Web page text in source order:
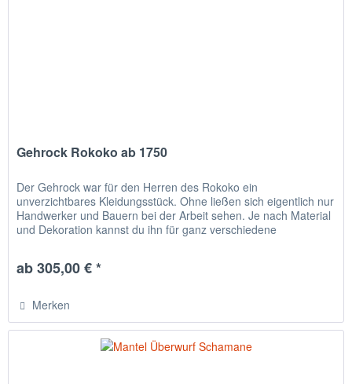
Gehrock Rokoko ab 1750
Der Gehrock war für den Herren des Rokoko ein
unverzichtbares Kleidungsstück. Ohne ließen sich eigentlich nur
Handwerker und Bauern bei der Arbeit sehen. Je nach Material
und Dekoration kannst du ihn für ganz verschiedene
ab 305,00 € *
Merken